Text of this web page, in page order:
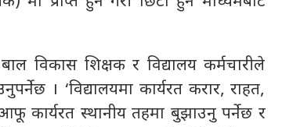
विकास शिक्षक र विद्यालय कर्मचारीले
। ‘विद्यालयमा कार्यरत करार, राहत,
कार्यरत स्थानीय तहमा बुझाउनु पर्नेछ र